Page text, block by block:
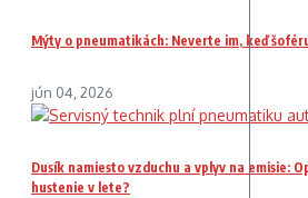
Mýty o pneumatikách: Neverte im, keď
jún 04, 2026
Dusík namiesto vzduchu a vplyv na emisie:
hustenie v lete?